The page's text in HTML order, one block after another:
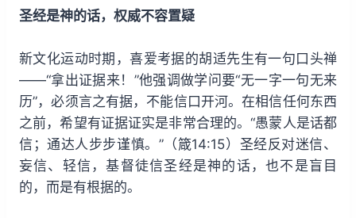
圣经是神的话，权威不容置疑
新文化运动时期，喜爱考据的胡适先生有一句口头禅
——“拿出证据来！”他强调做学问要“无一字一句无来
历”，必须言之有据，不能信口开河。在相信任何东西
之前，希望有证据证实是非常合理的。“愚蒙人是话都
信；通达人步步谨慎。”（箴14:15）圣经反对迷信、
妄信、轻信，基督徒信圣经是神的话，也不是盲目
的，而是有根据的。